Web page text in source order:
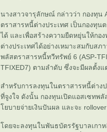
นางสาวจารุลักษณ์ กล่าวว่า กองทุน
ตราสารหนี้ต่างประเทศ เป็นกองทุน
ได้ และเพื่อสร้างความยืดหยุ่นให้กอ
ต่างประเทศได้อย่างเหมาะสมกับส
พลัสตราสารหนี้ทวีทรัพย์ 6 (ASP-
TFIXED7) ตามลำดับ ซึ่งจะมีผลตั้ง
สำหรับการลงทุนในตราสารหนี้ต่าง
ที่จูงใจ ดังนั้น กองทุนเปิดแอสเซทพ
บายจ่ายเงินปันผล และจะ
ดยจะลงทุนในพันธบัตรรัฐบาลเกาห